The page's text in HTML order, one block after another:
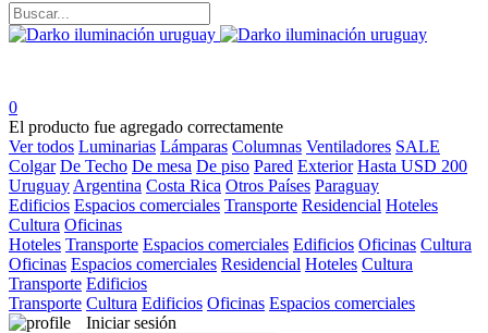
0
El producto fue agregado correctamente
Ver todos Luminarias Lámparas Columnas Ventiladores SALE
Colgar De Techo De mesa De piso Pared Exterior Hasta USD 200
Uruguay Argentina Costa Rica Otros Países Paraguay
Edificios Espacios comerciales Transporte Residencial Hoteles
Cultura Oficinas
Hoteles Transporte Espacios comerciales Edificios Oficinas Cultura
Oficinas Espacios comerciales Residencial Hoteles Cultura
Transporte Edificios
Transporte Cultura Edificios Oficinas Espacios comerciales
Iniciar sesión